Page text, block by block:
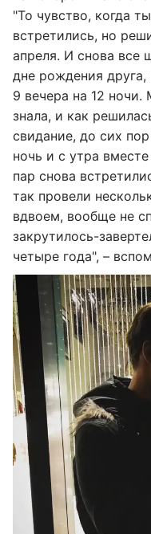
"То чувство, когда
встретились, но
апреля. И снова все
дне рождения друга,
9 вечера на 12
знала, и как
свидание, до сих
ночь и с утра
пар снова
так провели
вдвоем, вообще не
закрутилось-
четыре года", –